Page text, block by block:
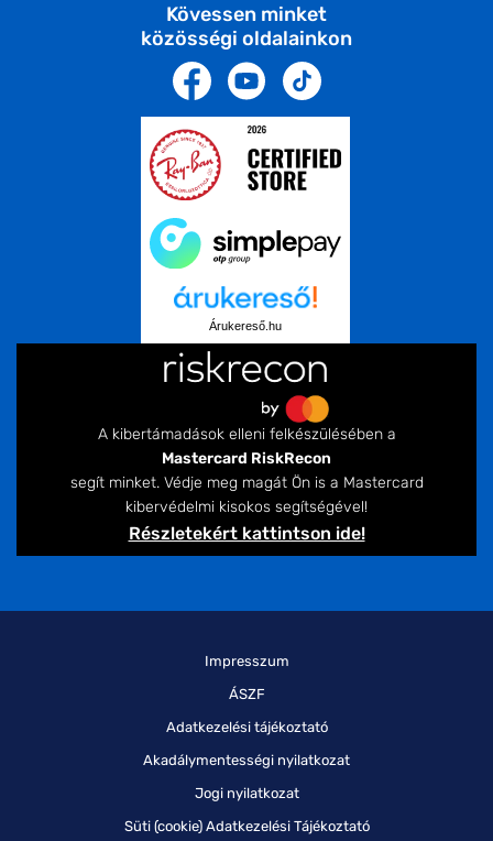
Kövessen minket
közösségi oldalainkon
Árukereső.hu
A kibertámadások elleni felkészülésében a
Mastercard RiskRecon
segít minket. Védje meg magát Ön is a Mastercard
kibervédelmi kisokos segítségével!
Részletekért kattintson ide!
Impresszum
ÁSZF
Adatkezelési tájékoztató
Akadálymentességi nyilatkozat
Jogi nyilatkozat
Süti (cookie) Adatkezelési Tájékoztató